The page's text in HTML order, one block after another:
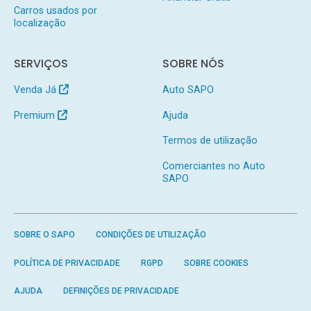
Carros usados por
localização
SERVIÇOS
Venda Já
Premium
SOBRE NÓS
Auto SAPO
Ajuda
Termos de utilização
Comerciantes no Auto
SAPO
SOBRE O SAPO CONDIÇÕES DE UTILIZAÇÃO
POLÍTICA DE PRIVACIDADE RGPD SOBRE COOKIES
AJUDA DEFINIÇÕES DE PRIVACIDADE